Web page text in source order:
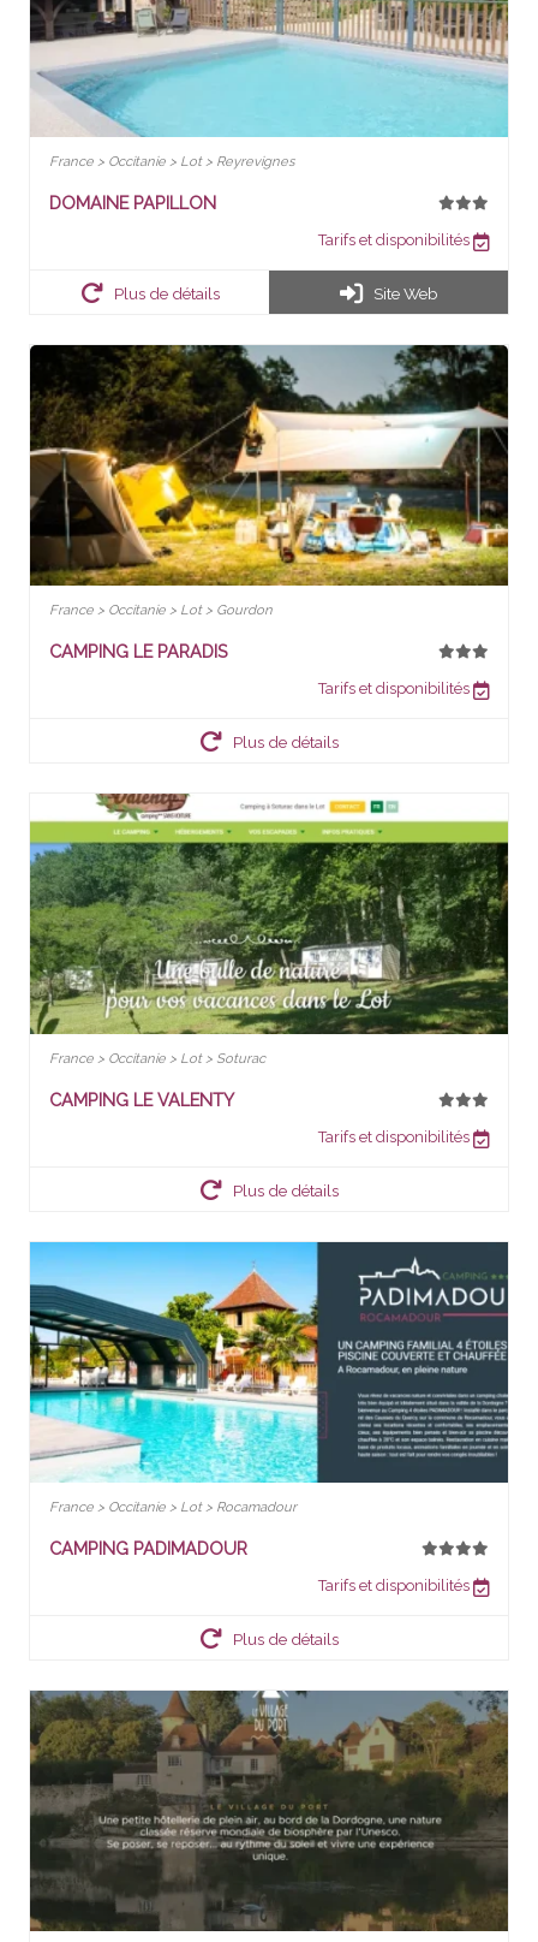
France > Occitanie > Lot > Reyrevignes
DOMAINE PAPILLON
Tarifs et disponibilités
Plus de détails Site Web
France > Occitanie > Lot > Gourdon
CAMPING LE PARADIS
Tarifs et disponibilités
Plus de détails
France > Occitanie > Lot > Soturac
CAMPING LE VALENTY
Tarifs et disponibilités
Plus de détails
France > Occitanie > Lot > Rocamadour
CAMPING PADIMADOUR
Tarifs et disponibilités
Plus de détails